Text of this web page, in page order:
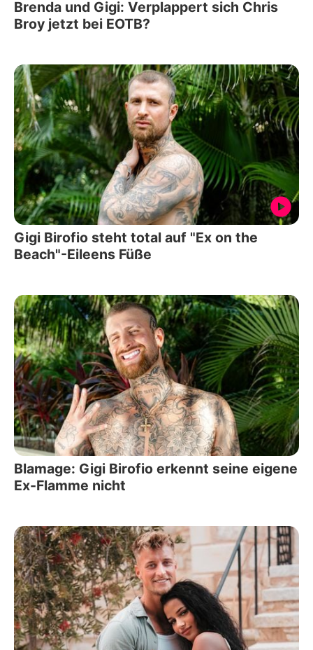
Brenda und Gigi: Verplappert sich Chris
Broy jetzt bei EOTB?
Gigi Birofio steht total auf "Ex on the
Beach"-Eileens Füße
Blamage: Gigi Birofio erkennt seine eigene
Ex-Flamme nicht